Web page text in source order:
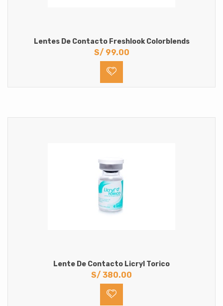
Lentes De Contacto Freshlook Colorblends
S/ 99.00
Lente De Contacto Licryl Torico
S/ 380.00